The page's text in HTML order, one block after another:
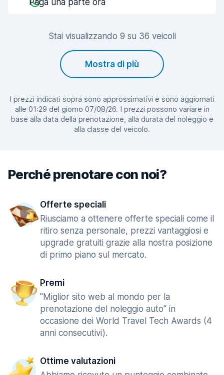
Paga una parte ora
Stai visualizzando 9 su 36 veicoli
Mostra di più
I prezzi indicati sopra sono approssimativi e sono aggiornati
alle 01:29 del giorno 07/08/26. I prezzi possono variare in
base alla data della prenotazione, alla durata del noleggio e
alla classe del veicolo.
Perché prenotare con noi?
Offerte speciali
Riusciamo a ottenere offerte speciali come il
ritiro senza personale, prezzi vantaggiosi e
upgrade gratuiti grazie alla nostra posizione
di primo piano sul mercato.
Premi
"Miglior sito web al mondo per la
prenotazione del noleggio auto" in
occasione dei World Travel Tech Awards (4
anni consecutivi).
Ottime valutazioni